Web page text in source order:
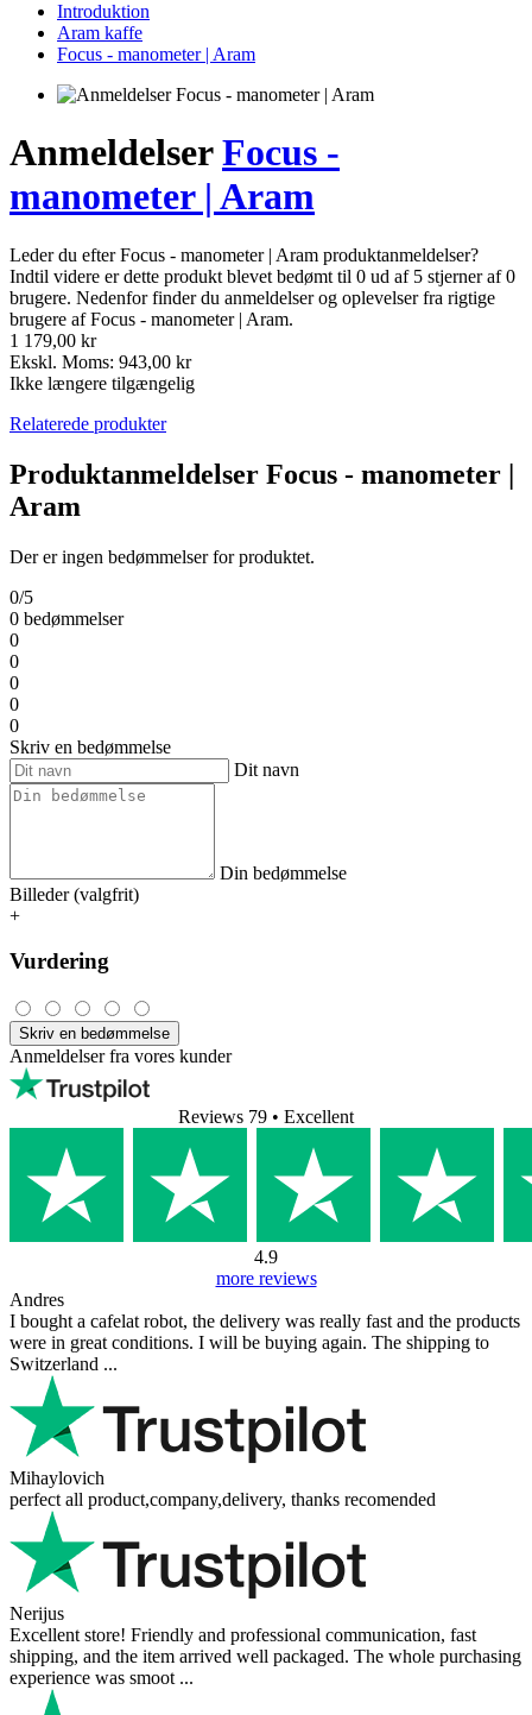
Introduktion
Aram kaffe
Focus - manometer | Aram
AnmeldelserFocus -
manometer | Aram
Leder du efter Focus - manometer | Aram produktanmeldelser?
Indtil videre er dette produkt blevet bedømt til 0 ud af 5 stjerner af 0
brugere. Nedenfor finder du anmeldelser og oplevelser fra rigtige
brugere af Focus - manometer | Aram.
1 179,00 kr
Ekskl. Moms: 943,00 kr
Ikke længere tilgængelig
Relaterede produkter
Produktanmeldelser Focus - manometer |
Aram
Der er ingen bedømmelser for produktet.
0/5
0 bedømmelser
0
0
0
0
0
Skriv en bedømmelse
Dit navn
Din bedømmelse
Billeder (valgfrit)
+
Vurdering
Skriv en bedømmelse
Anmeldelser fra vores kunder
Reviews 79 • Excellent
4.9
more reviews
Andres
I bought a cafelat robot, the delivery was really fast and the products
were in great conditions. I will be buying again. The shipping to
Switzerland ...
Mihaylovich
perfect all product,company,delivery, thanks recomended
Nerijus
Excellent store! Friendly and professional communication, fast
shipping, and the item arrived well packaged. The whole purchasing
experience was smoot ...